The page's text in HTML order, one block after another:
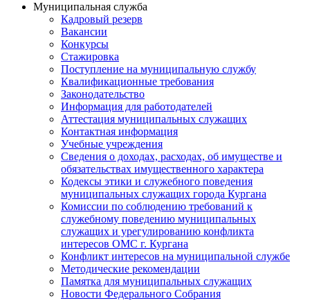
Муниципальная служба
Кадровый резерв
Вакансии
Конкурсы
Стажировка
Поступление на муниципальную службу
Квалификационные требования
Законодательство
Информация для работодателей
Аттестация муниципальных служащих
Контактная информация
Учебные учреждения
Сведения о доходах, расходах, об имуществе и
обязательствах имущественного характера
Кодексы этики и служебного поведения
муниципальных служащих города Кургана
Комиссии по соблюдению требований к
служебному поведению муниципальных
служащих и урегулированию конфликта
интересов ОМС г. Кургана
Конфликт интересов на муниципальной службе
Методические рекомендации
Памятка для муниципальных служащих
Новости Федерального Cобрания